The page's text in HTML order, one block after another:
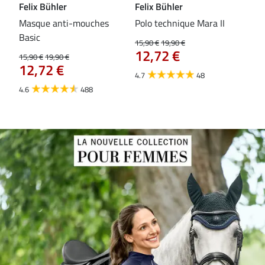
Felix Bühler
Masque anti-mouches
Basic
15,90 €19,90 €
12,72 €
4.6 488
Felix Bühler
Polo technique Mara II
15,90 €19,90 €
12,72 €
4.7 48